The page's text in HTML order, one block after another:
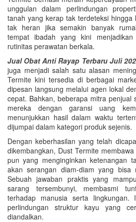
unggulan dalam perlindungan
tanah yang kerap tak terdeteksi hingga
tak heran jika semakin banyak
tempat ibadah yang kini
rutinitas perawatan berkala.
Jual Obat Anti Rayap Terbaru Juli
juga menjadi salah satu alasan
Termite kini tersedia di berbagai
dipesan langsung melalui agen lokal
cepat. Bahkan, beberapa mitra penjual
mereka dengan garansi uang
menunjukkan hasil dalam waktu
dijumpai dalam kategori produk sejenis.
Dengan keberhasilan yang telah
dikembangkan, Dust Termite
pun yang menginginkan ketenangan
akan serangan diam-diam yang bisa
Sebuah jawaban praktis yang
sarang tersembunyi, membasmi
terhadap manusia serta
perlindungan struktur kayu yang
diandalkan.